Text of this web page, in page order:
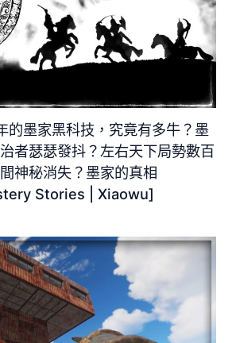
的墨家黑科技，究竟有多牛？墨
者瑟瑟發抖？左右天下局勢數百
神秘消失？墨家的真相
Stories | Xiaowu]